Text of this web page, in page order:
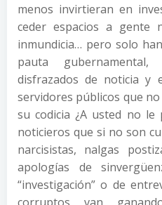
menos invirtieran en
ceder espacios a gente
inmundicia… pero solo
pauta
disfrazados de noticia y
servidores públicos que
su codicia ¿A usted no le
noticieros que si no son
narcisistas, nalgas
apologías de
“investigación” o de